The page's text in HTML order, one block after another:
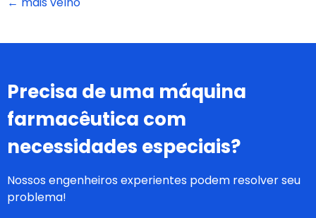
Precisa de uma máquina
farmacêutica com
necessidades especiais?
Nossos engenheiros experientes podem resolver seu
problema!